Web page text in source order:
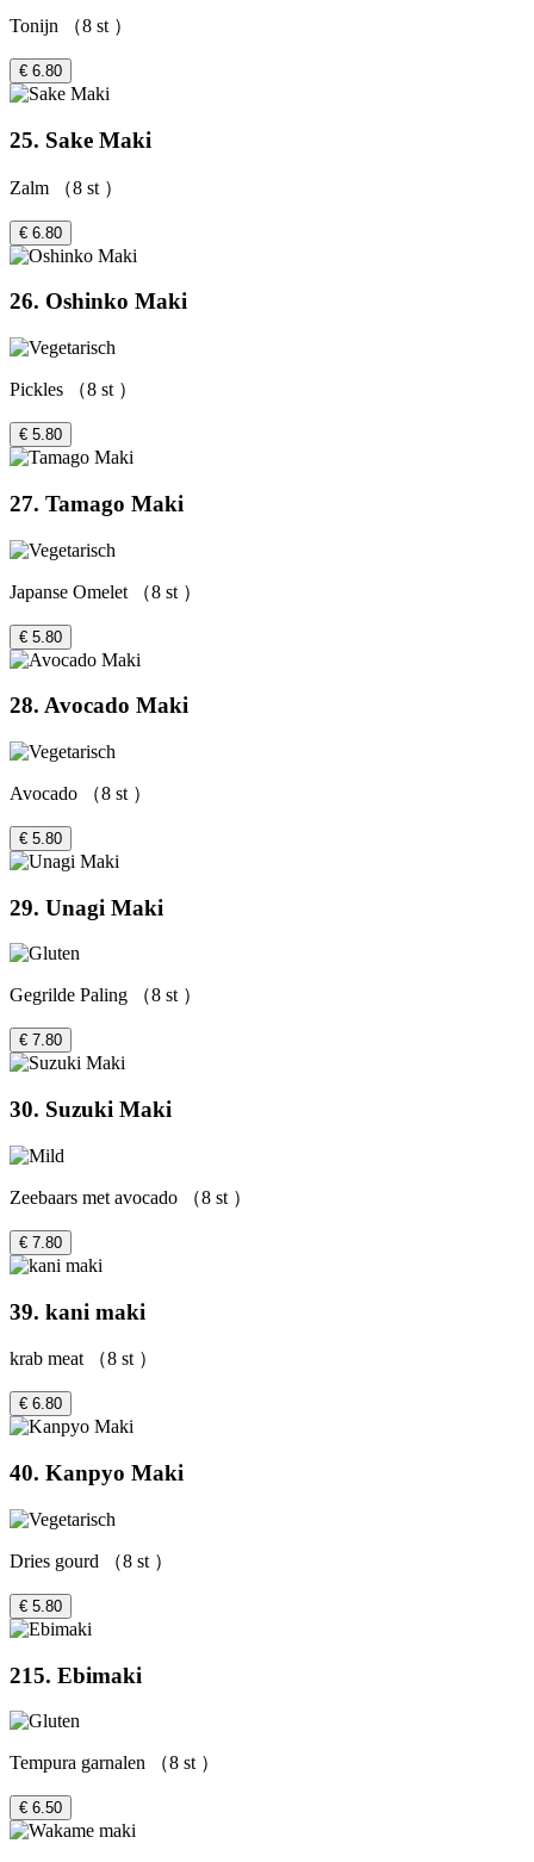
Tonijn （8 st ）
€ 6.80
25. Sake Maki
Zalm （8 st ）
€ 6.80
26. Oshinko Maki
Pickles （8 st ）
€ 5.80
27. Tamago Maki
Japanse Omelet （8 st ）
€ 5.80
28. Avocado Maki
Avocado （8 st ）
€ 5.80
29. Unagi Maki
Gegrilde Paling （8 st ）
€ 7.80
30. Suzuki Maki
Zeebaars met avocado （8 st ）
€ 7.80
39. kani maki
krab meat （8 st ）
€ 6.80
40. Kanpyo Maki
Dries gourd （8 st ）
€ 5.80
215. Ebimaki
Tempura garnalen （8 st ）
€ 6.50